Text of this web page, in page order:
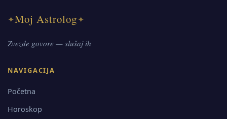
✦Moj Astrolog✦
Zvezde govore — slušaj ih
NAVIGACIJA
Početna
Horoskop